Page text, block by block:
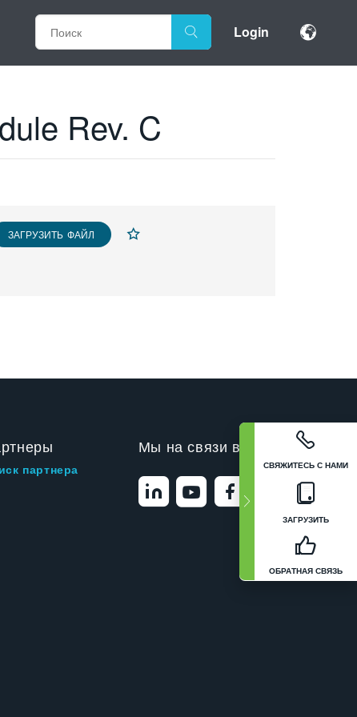
Login
СВЯЖИТЕСЬ С НАМИ
ЗАГРУЗИТЬ
ОБРАТНАЯ СВЯЗЬ
Rev. C
ЗАГРУЗИТЬ ФАЙЛ
партнера
Мы на связи в